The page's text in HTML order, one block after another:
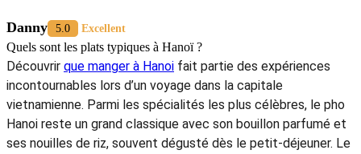
Danny 5.0 Excellent
Quels sont les plats typiques à Hanoï ?
Découvrir que manger à Hanoi fait partie des expériences
incontournables lors d’un voyage dans la capitale
vietnamienne. Parmi les spécialités les plus célèbres, le pho
Hanoi reste un grand classique avec son bouillon parfumé et
ses nouilles de riz, souvent dégusté dès le petit-déjeuner. Le